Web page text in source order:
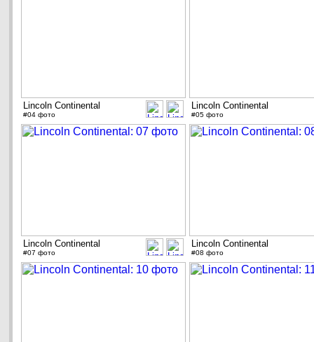
Lincoln Continental
#04 фото
Lincoln Continental
#05 фото
Lincoln Continental
#07 фото
Lincoln Continental
#08 фото